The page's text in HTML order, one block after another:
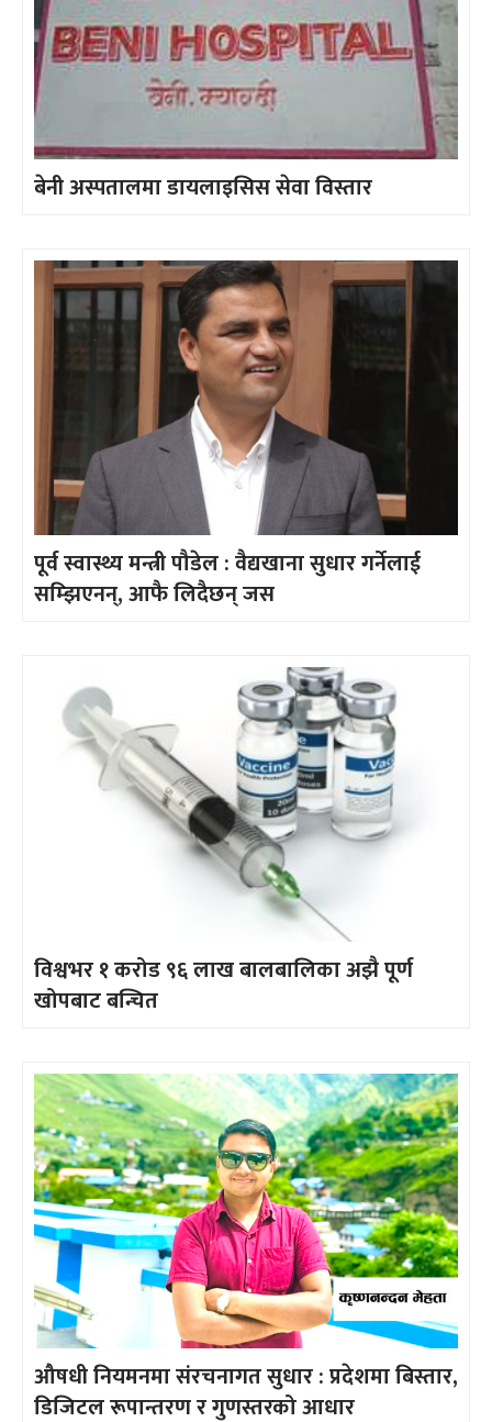
बेनी अस्पतालमा डायलाइसिस सेवा विस्तार
पूर्व स्वास्थ्य मन्त्री पौडेल : वैद्यखाना सुधार गर्नेलाई
सम्झिएनन्, आफै लिदैछन् जस
विश्वभर १ करोड ९६ लाख बालबालिका अझै पूर्ण
खोपबाट बन्चित
औषधी नियमनमा संरचनागत सुधार : प्रदेशमा बिस्तार,
डिजिटल रूपान्तरण र गुणस्तरको आधार